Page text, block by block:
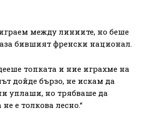
между линиите, но беше
бившият френски национал.
топката и ние играхме на
дойде бързо, не искам да
уплаши, но трябваше да
е толкова лесно.“